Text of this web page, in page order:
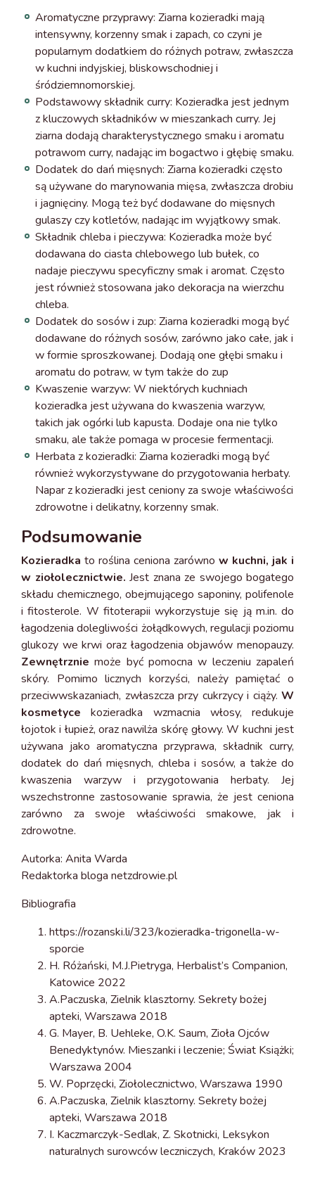
Aromatyczne przyprawy: Ziarna kozieradki mają
intensywny, korzenny smak i zapach, co czyni je
popularnym dodatkiem do różnych potraw, zwłaszcza
w kuchni indyjskiej, bliskowschodniej i
śródziemnomorskiej.
Podstawowy składnik curry: Kozieradka jest jednym
z kluczowych składników w mieszankach curry. Jej
ziarna dodają charakterystycznego smaku i aromatu
potrawom curry, nadając im bogactwo i głębię smaku.
Dodatek do dań mięsnych: Ziarna kozieradki często
są używane do marynowania mięsa, zwłaszcza drobiu
i jagnięciny. Mogą też być dodawane do mięsnych
gulaszy czy kotletów, nadając im wyjątkowy smak.
Składnik chleba i pieczywa: Kozieradka może być
dodawana do ciasta chlebowego lub bułek, co
nadaje pieczywu specyficzny smak i aromat. Często
jest również stosowana jako dekoracja na wierzchu
chleba.
Dodatek do sosów i zup: Ziarna kozieradki mogą być
dodawane do różnych sosów, zarówno jako całe, jak i
w formie sproszkowanej. Dodają one głębi smaku i
aromatu do potraw, w tym także do zup
Kwaszenie warzyw: W niektórych kuchniach
kozieradka jest używana do kwaszenia warzyw,
takich jak ogórki lub kapusta. Dodaje ona nie tylko
smaku, ale także pomaga w procesie fermentacji.
Herbata z kozieradki: Ziarna kozieradki mogą być
również wykorzystywane do przygotowania herbaty.
Napar z kozieradki jest ceniony za swoje właściwości
zdrowotne i delikatny, korzenny smak.
Podsumowanie
Kozieradka to roślina ceniona zarówno w kuchni, jak i
w ziołolecznictwie. Jest znana ze swojego bogatego
składu chemicznego, obejmującego saponiny, polifenole
i fitosterole. W fitoterapii wykorzystuje się ją m.in. do
łagodzenia dolegliwości żołądkowych, regulacji poziomu
glukozy we krwi oraz łagodzenia objawów menopauzy.
Zewnętrznie może być pomocna w leczeniu zapaleń
skóry. Pomimo licznych korzyści, należy pamiętać o
przeciwwskazaniach, zwłaszcza przy cukrzycy i ciąży. W
kosmetyce kozieradka wzmacnia włosy, redukuje
łojotok i łupież, oraz nawilża skórę głowy. W kuchni jest
używana jako aromatyczna przyprawa, składnik curry,
dodatek do dań mięsnych, chleba i sosów, a także do
kwaszenia warzyw i przygotowania herbaty. Jej
wszechstronne zastosowanie sprawia, że jest ceniona
zarówno za swoje właściwości smakowe, jak i
zdrowotne.
Autorka: Anita Warda
Redaktorka bloga netzdrowie.pl
Bibliografia
https://rozanski.li/323/kozieradka-trigonella-w-
sporcie
H. Różański, M.J.Pietryga, Herbalist’s Companion,
Katowice 2022
A.Paczuska, Zielnik klasztorny. Sekrety bożej
apteki, Warszawa 2018
G. Mayer, B. Uehleke, O.K. Saum, Zioła Ojców
Benedyktynów. Mieszanki i leczenie; Świat Książki;
Warszawa 2004
W. Poprzęcki, Ziołolecznictwo, Warszawa 1990
A.Paczuska, Zielnik klasztorny. Sekrety bożej
apteki, Warszawa 2018
I. Kaczmarczyk-Sedlak, Z. Skotnicki, Leksykon
naturalnych surowców leczniczych, Kraków 2023